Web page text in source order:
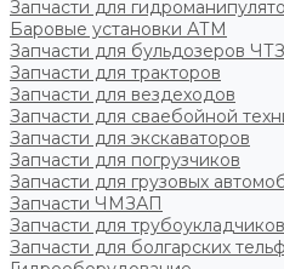
Запчасти для
Баровые установки АТМ
Запчасти для бульдозеров ЧТЗ
Запчасти для тракторов
Запчасти для вездеходов
Запчасти для сваебойной
Запчасти для экскаваторов
Запчасти для погрузчиков
Запчасти для грузовых
Запчасти ЧМЗАП
Запчасти для
Запчасти для болгарских